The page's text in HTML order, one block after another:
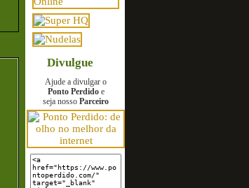
Divulgue
Ajude a divulgar o
Ponto Perdidoe
seja nosso Parceiro